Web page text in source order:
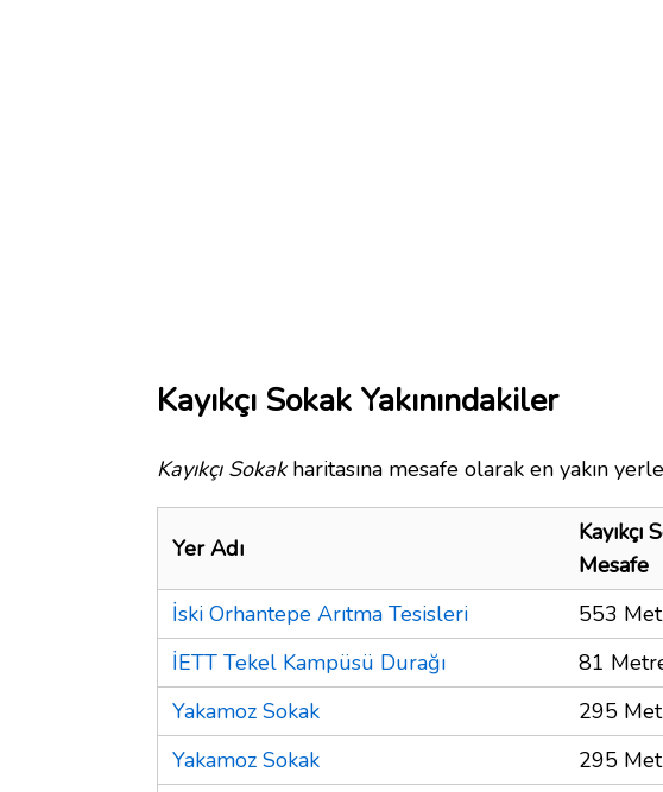
Kayıkçı Sokak Yakınındakiler
Kayıkçı Sokakharitasına mesafe olarak en yakın
Yer Adı
Kayıkçı
Mesafe
İski Orhantepe Arıtma Tesisleri
553
İETT Tekel Kampüsü Durağı
81
Yakamoz Sokak
295
Yakamoz Sokak
295